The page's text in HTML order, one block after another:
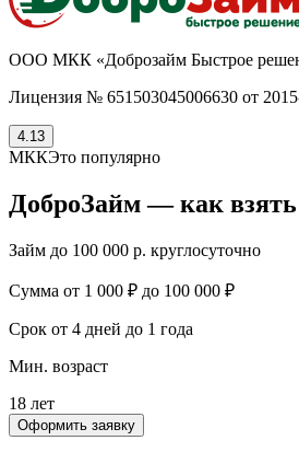
ООО МКК «Доброзайм Быстрое
Лицензия № 651503045006630 от
4.13
МККЭто популярно
ДоброЗайм — как
Займ до 100 000 р. круглосуточно
Сумма от 1 000 ₽ до 100 000 ₽
Срок от 4 дней до 1 года
Мин. возраст
18 лет
Оформить заявку